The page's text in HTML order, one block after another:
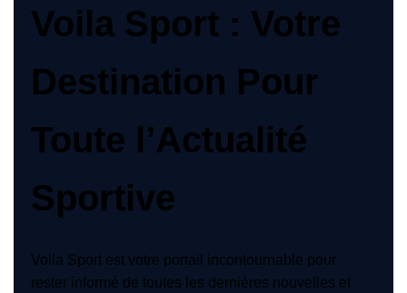
Voila Sport : Votre
Destination Pour
Toute l’Actualité
Sportive
Voila Sport est votre portail incontournable pour
rester informé de toutes les dernières nouvelles et